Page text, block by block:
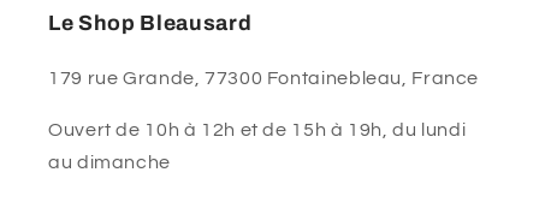
Le Shop Bleausard
179 rue Grande, 77300 Fontainebleau, France
Ouvert de 10h à 12h et de 15h à 19h, du lundi
au dimanche